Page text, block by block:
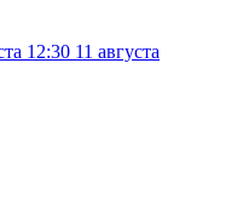
12:30 11 августа